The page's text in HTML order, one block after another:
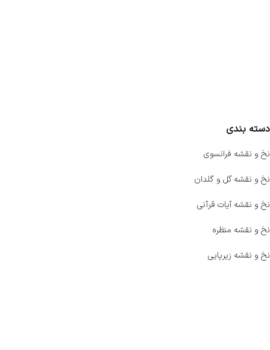
دسته بندی
نخ و نقشه فرانسوی
نخ و نقشه گل و گلدان
نخ و نقشه آیات قرآنی
نخ و نقشه منظره
نخ و نقشه زیرپایی